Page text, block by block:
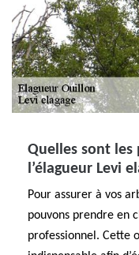
Quelles sont les
l’élagueur Levi
Pour assurer à vos
pouvons prendre en
professionnel. Cette